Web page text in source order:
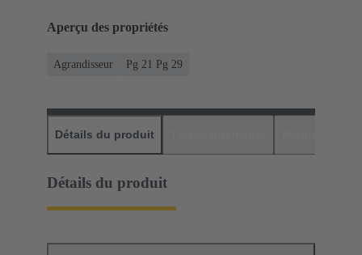
Aperçu des propriétés
Agrandisseur Pg 21 Pg 29
Détails du produit
Détails du produit